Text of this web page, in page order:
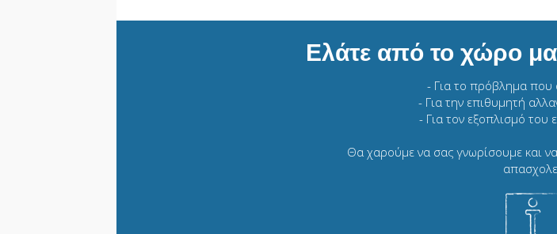
Ελάτε από το χώρο
- Για το πρόβλημα που
- Για την επιθυμητή
- Για τον εξοπλισμό του
Θα χαρούμε να σας γνωρίσουμε και